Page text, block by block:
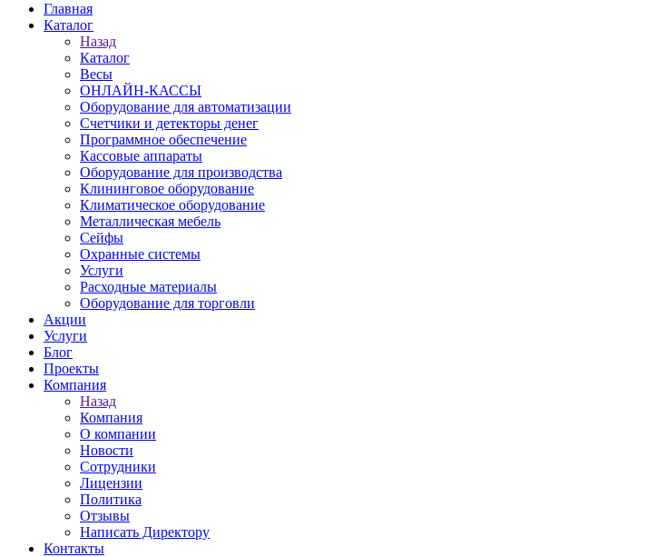
Главная
Каталог
Назад
Каталог
Весы
ОНЛАЙН-КАССЫ
Оборудование для автоматизации
Счетчики и детекторы денег
Программное обеспечение
Кассовые аппараты
Оборудование для производства
Клининговое оборудование
Климатическое оборудование
Металлическая мебель
Сейфы
Охранные системы
Услуги
Расходные материалы
Оборудование для торговли
Акции
Услуги
Блог
Проекты
Компания
Назад
Компания
О компании
Новости
Сотрудники
Лицензии
Политика
Отзывы
Написать Директору
Контакты